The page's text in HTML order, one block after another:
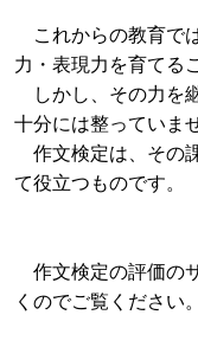
これからの教育で
力・表現力を育てる
しかし、その力を
十分には整っていま
作文検定は、その
て役立つものです。
作文検定の評価の
くのでご覧ください。